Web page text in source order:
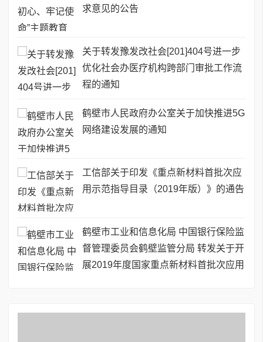
求意见的公告
关于转发豫发改社会[201]404号进一步
优化社会办医疗机构跨部门审批工作流
程的通知
鹤壁市人民政府办公室关于加快推进5G
网络建设发展的通知
工信部关于印发《重点新材料首批次应
用示范指导目录（2019年版）》的通告
鹤壁市工业和信息化局 中国银行保险监
督管理委员会鹤壁监管分局 转发关于开
展2019年度国家重点新材料首批次应用